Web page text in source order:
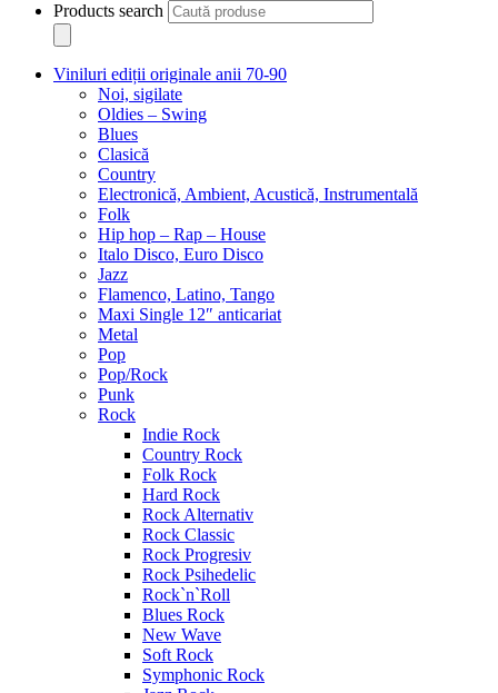
Products search
Viniluri ediții originale anii 70-90
Noi, sigilate
Oldies – Swing
Blues
Clasică
Country
Electronică, Ambient, Acustică, Instrumentală
Folk
Hip hop – Rap – House
Italo Disco, Euro Disco
Jazz
Flamenco, Latino, Tango
Maxi Single 12″ anticariat
Metal
Pop
Pop/Rock
Punk
Rock
Indie Rock
Country Rock
Folk Rock
Hard Rock
Rock Alternativ
Rock Classic
Rock Progresiv
Rock Psihedelic
Rock`n`Roll
Blues Rock
New Wave
Soft Rock
Symphonic Rock